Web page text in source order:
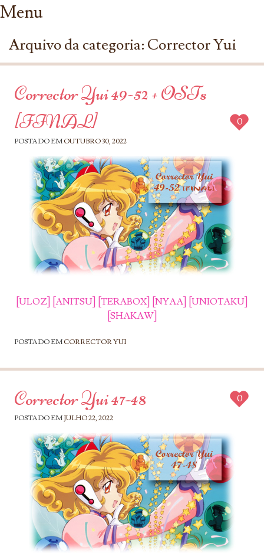
Menu
Ir para conteúdo
Arquivo da categoria: Corrector Yui
Corrector Yui 49-52 + OSTs
[FINAL]
POSTADO EMOUTUBRO 30, 2022
0
[ULOZ] [ANITSU] [TERABOX] [NYAA]
[UNIOTAKU]
[SHAKAW]
POSTADO EMCORRECTOR YUI
Corrector Yui 47-48
POSTADO EM JULHO 22, 2022
0